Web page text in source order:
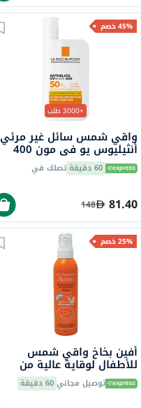
45% خصم
+3000 طلب
واقي شمس سائل غير مرئي
أنثيليوس يو في مون 400
لاروش بوزيه، عامل حماية
50+ - 50 مل 60 دقيقة تصلك في
81.40
148
25% خصم
أفين بخاخ واقي شمس
للأطفال لوقاية عالية من
الشمس بعامل حماية 50+،
200 مل توصيل مجاني60 دقيقة